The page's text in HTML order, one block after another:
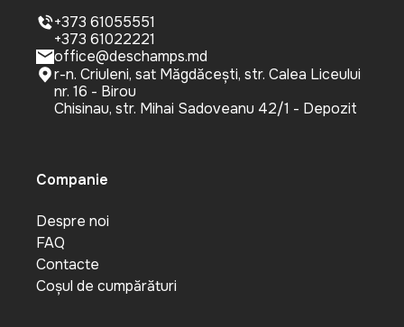
+373 61055551
+373 61022221
office@deschamps.md
r-n. Criuleni, sat Măgdăcești, str. Calea Liceului
nr. 16 - Birou
Chisinau, str. Mihai Sadoveanu 42/1 - Depozit
Companie
Despre noi
FAQ
Contacte
Coșul de cumpărături